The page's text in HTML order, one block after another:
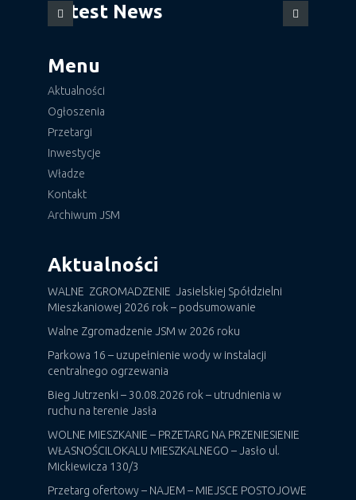
Latest News
Menu
Aktualności
Ogłoszenia
Przetargi
Inwestycje
Władze
Kontakt
Archiwum JSM
Aktualności
WALNE ZGROMADZENIE Jasielskiej Spółdzielni
Mieszkaniowej 2026 rok – podsumowanie
Walne Zgromadzenie JSM w 2026 roku
Parkowa 16 – uzupełnienie wody w instalacji
centralnego ogrzewania
Bieg Jutrzenki – 30.08.2026 rok – utrudnienia w
ruchu na terenie Jasła
WOLNE MIESZKANIE – PRZETARG NA PRZENIESIENIE
WŁASNOŚCILOKALU MIESZKALNEGO – Jasło ul.
Mickiewicza 130/3
Przetarg ofertowy – NAJEM – MIEJSCE POSTOJOWE